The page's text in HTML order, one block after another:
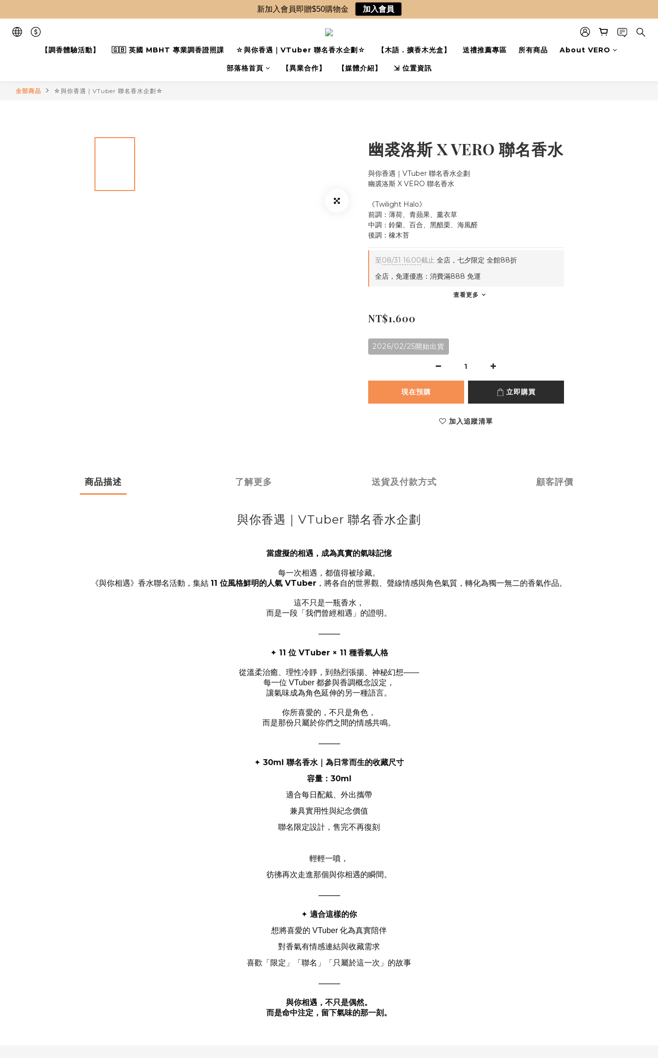
【調香體驗活動】 🇬🇧 英國 MBHT 專業調香證照課 ☆與你香遇｜VTuber 聯名香水企劃☆ 【木語．擴香木光盒】 送禮推薦專區 所有商品 About VERO
部落格首頁 【異業合作】 【媒體介紹】 ⇲ 位置資訊
全部商品 ☆與你香遇｜VTuber 聯名香水企劃☆
幽裘洛斯 X VERO 聯名香水
與你香遇｜VTuber 聯名香水企劃
幽裘洛斯 X VERO 聯名香水
《Twilight Halo》
前調：薄荷、青蘋果、薰衣草
中調：鈴蘭、百合、黑醋栗、海風醛
後調：橡木苔
至08/31 16:00截止 全店，七夕限定 全館88折
全店，免運優惠：消費滿888 免運
查看更多
NT$1,600
2026/02/25開始出貨
現在預購 立即購買
加入追蹤清單
商品描述 了解更多 送貨及付款方式 顧客評價
與你香遇｜VTuber 聯名香水企劃
當虛擬的相遇，成為真實的氣味記憶
每一次相遇，都值得被珍藏。
《與你相遇》香水聯名活動，集結 11 位風格鮮明的人氣 VTuber ，將各自的世界觀、聲線情感與角色氣質，轉化為獨一無二的香氣作品。
這不只是一瓶香水，
而是一段「我們曾經相遇」的證明。
⸻
✦ 11 位VTuber × 11 種香氣人格
從溫柔治癒、理性冷靜，到熱烈張揚、神秘幻想——
每一位 VTuber 都參與香調概念設定，
讓氣味成為角色延伸的另一種語言。
你所喜愛的，不只是角色，
而是那份只屬於你們之間的情感共鳴。
⸻
✦ 30ml 聯名香水｜為日常而生的收藏尺寸
容量： 30ml
適合每日配戴、外出攜帶
兼具實用性與紀念價值
聯名限定設計，售完不再復刻
輕輕一噴，
彷彿再次走進那個與你相遇的瞬間。
⸻
✦ 適合這樣的你
想將喜愛的 VTuber 化為真實陪伴
對香氣有情感連結與收藏需求
喜歡「限定」「聯名」「只屬於這一次」的故事
⸻
與你相遇，不只是偶然。
而是命中注定，留下氣味的那一刻。
新加入會員即贈$50購物金 加入會員